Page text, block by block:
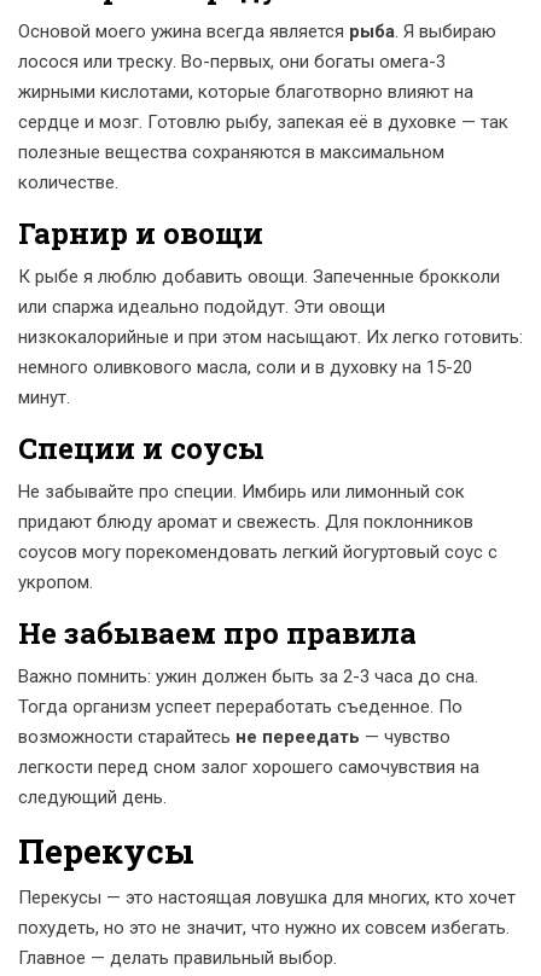
Основой моего ужина всегда является рыба. Я выбираю
лосося или треску. Во-первых, они богаты омега-3
жирными кислотами, которые благотворно влияют на
сердце и мозг. Готовлю рыбу, запекая её в духовке — так
полезные вещества сохраняются в максимальном
количестве.
Гарнир и овощи
К рыбе я люблю добавить овощи. Запеченные брокколи
или спаржа идеально подойдут. Эти овощи
низкокалорийные и при этом насыщают. Их легко готовить:
немного оливкового масла, соли и в духовку на 15-20
минут.
Специи и соусы
Не забывайте про специи. Имбирь или лимонный сок
придают блюду аромат и свежесть. Для поклонников
соусов могу порекомендовать легкий йогуртовый соус с
укропом.
Не забываем про правила
Важно помнить: ужин должен быть за 2-3 часа до сна.
Тогда организм успеет переработать съеденное. По
возможности старайтесь не переедать — чувство
легкости перед сном залог хорошего самочувствия на
следующий день.
Перекусы
Перекусы — это настоящая ловушка для многих, кто хочет
похудеть, но это не значит, что нужно их совсем избегать.
Главное — делать правильный выбор.